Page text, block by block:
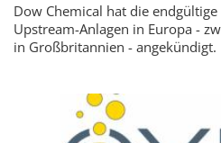
Dow Chemical hat die
Upstream-Anlagen in Europa -
in Großbritannien - angekündigt.